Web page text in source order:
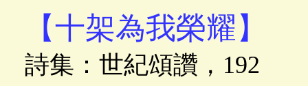
【十架為我榮耀】
詩集：世紀頌讚，192